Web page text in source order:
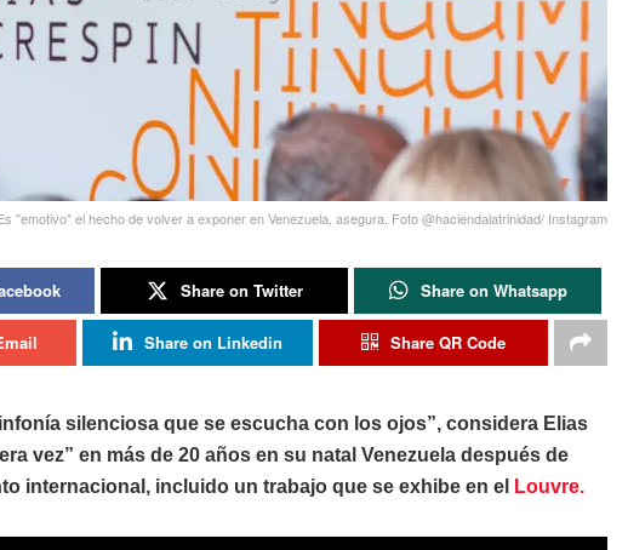
"emotivo" el hecho de volver a exponer en Venezuela, asegura. Foto @haciendalatrinidad/ Instagram
Share on Twitter Share on Whatsapp
Share on Linkedin Share QR Code
silenciosa que se escucha con los ojos”, considera Elias
vez” en más de 20 años en su natal Venezuela después de
internacional, incluido un trabajo que se exhibe en el
Louvre.